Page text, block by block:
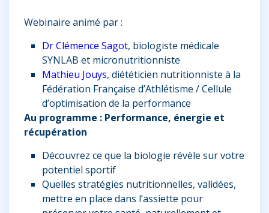
Webinaire animé par :
Dr Clémence Sagot, biologiste médicale
SYNLAB et micronutritionniste
Mathieu Jouys, diététicien nutritionniste à la
Fédération Française d’Athlétisme / Cellule
d’optimisation de la performance
Au programme : Performance, énergie et
récupération
Découvrez ce que la biologie révèle sur votre
potentiel sportif
Quelles stratégies nutritionnelles, validées,
mettre en place dans l’assiette pour